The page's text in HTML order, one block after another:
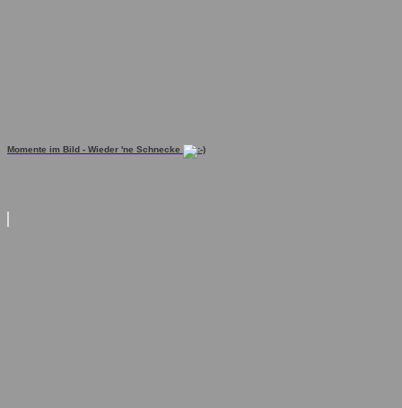
Momente im Bild - Wieder 'ne Schnecke